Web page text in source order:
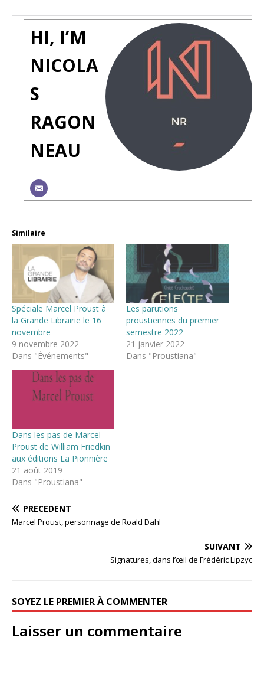
HI, I’M
NICOLA
S
RAGON
NEAU
Similaire
Spéciale Marcel Proust à
la Grande Librairie le 16
novembre
9 novembre 2022
Dans "Événements"
Les parutions
proustiennes du premier
semestre 2022
21 janvier 2022
Dans "Proustiana"
Dans les pas de Marcel
Proust de William Friedkin
aux éditions La Pionnière
21 août 2019
Dans "Proustiana"
PRÉCÉDENT
Marcel Proust, personnage de Roald Dahl
SUIVANT
Signatures, dans l’œil de Frédéric Lipzyc
SOYEZ LE PREMIER À COMMENTER
Laisser un commentaire